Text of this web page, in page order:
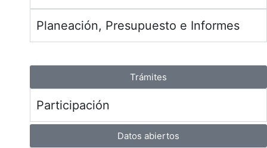
Planeación, Presupuesto e Informes
Trámites
Participación
Datos abiertos